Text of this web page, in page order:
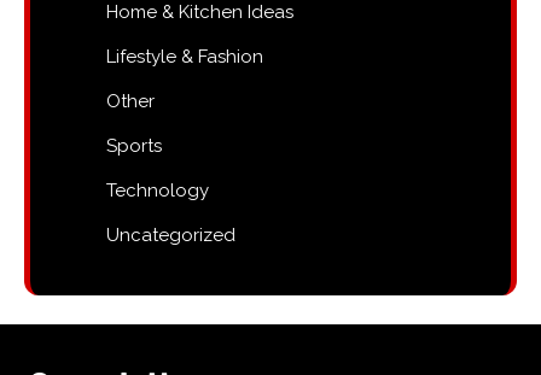
Home & Kitchen Ideas
Lifestyle & Fashion
Other
Sports
Technology
Uncategorized